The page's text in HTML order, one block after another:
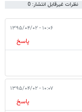
نظرات غیرقابل انتشار: 0
۱۰:۰۶ - ۱۳۹۵/۰۴/۰۲
پاسخ
۱۰:۰۷ - ۱۳۹۵/۰۴/۰۲
پاسخ